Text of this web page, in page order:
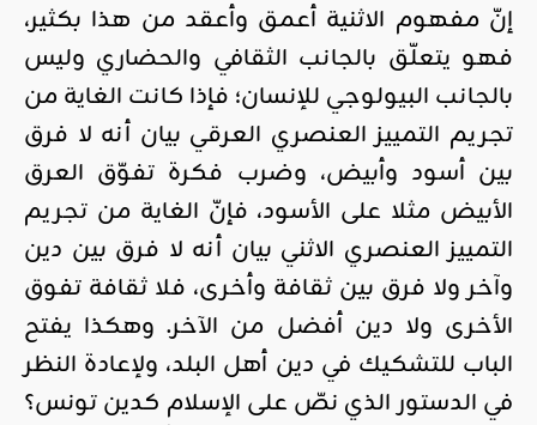
إنّ مفهوم الاثنية أعمق وأعقد من هذا بكثير،
فهو يتعلّق بالجانب الثقافي والحضاري وليس
بالجانب البيولوجي للإنسان؛ فإذا كانت الغاية من
تجريم التمييز العنصري العرقي بيان أنه لا فرق
بين أسود وأبيض، وضرب فكرة تفوّق العرق
الأبيض مثلا على الأسود، فإنّ الغاية من تجريم
التمييز العنصري الاثني بيان أنه لا فرق بين دين
وآخر ولا فرق بين ثقافة وأخرى، فلا ثقافة تفوق
الأخرى ولا دين أفضل من الآخر. وهكذا يفتح
الباب للتشكيك في دين أهل البلد، ولإعادة النظر
في الدستور الذي نصّ على الإسلام كدين تونس؟